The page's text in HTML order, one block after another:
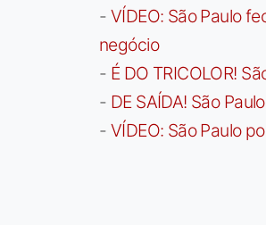
- VÍDEO: São Paulo
negócio
- É DO TRICOLOR!
- DE SAÍDA! São
- VÍDEO: São Paulo